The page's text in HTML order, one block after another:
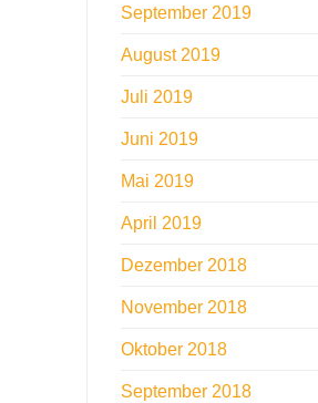
September 2019
August 2019
Juli 2019
Juni 2019
Mai 2019
April 2019
Dezember 2018
November 2018
Oktober 2018
September 2018